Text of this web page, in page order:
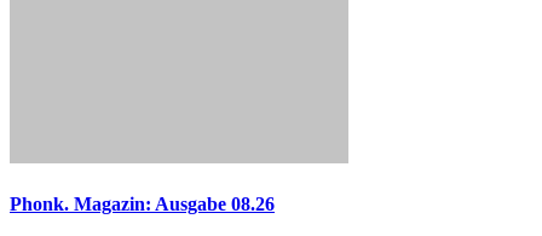
Phonk. Magazin: Ausgabe 08.26